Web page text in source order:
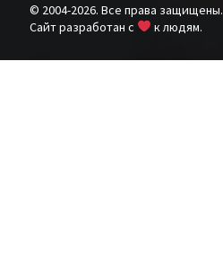
© 2004-2026. Все права защищены.
Cайт разработан с
к людям.